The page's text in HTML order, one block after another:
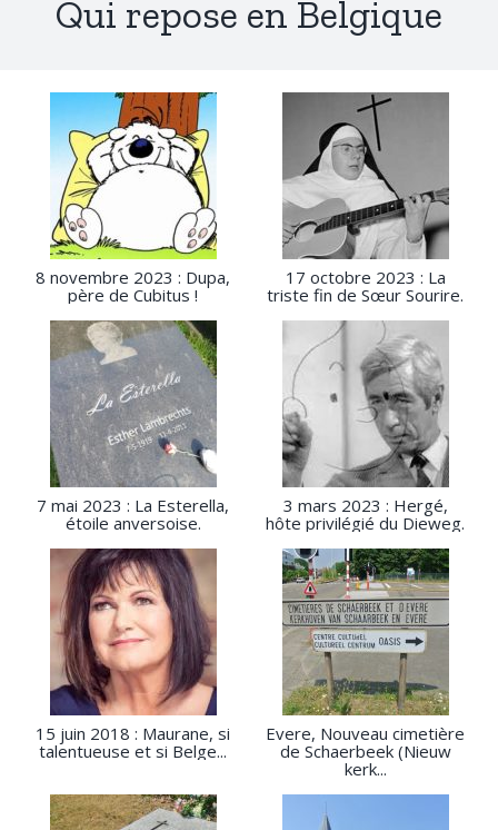
Qui repose en Belgique
8 novembre 2023 : Dupa,
père de Cubitus !
17 octobre 2023 : La
triste fin de Sœur Sourire.
7 mai 2023 : La Esterella,
étoile anversoise.
3 mars 2023 : Hergé,
hôte privilégié du Dieweg.
15 juin 2018 : Maurane, si
talentueuse et si Belge...
Evere, Nouveau cimetière
de Schaerbeek (Nieuw
kerk...